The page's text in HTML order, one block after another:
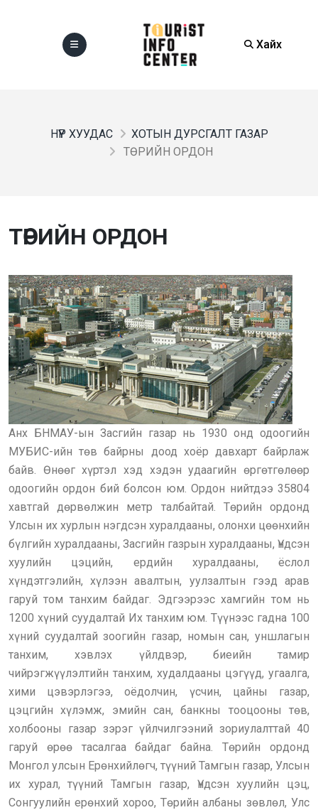
Хайх
НҮҮР ХУУДАС
ХОТЫН ДУРСГАЛТ ГАЗАР
ТӨРИЙН ОРДОН
ТӨРИЙН ОРДОН
Анх БНМАУ-ын Засгийн газар нь 1930 онд одоогийн
МУБИС-ийн төв байрны доод хоёр давхарт байрлаж
байв. Өнөөг хүртэл хэд хэдэн удаагийн өргөтгөлөөр
одоогийн ордон бий болсон юм. Ордон нийтдээ 35804
хавтгай дөрвөлжин метр талбайтай. Төрийн ордонд
Улсын их хурлын нэгдсэн хуралдааны, олонхи цөөнхийн
бүлгийн хуралдааны, Засгийн газрын хуралдааны, Үндсэн
хуулийн цэцийн, ердийн хуралдааны, ёслол
хүндэтгэлийн, хүлээн авалтын, уулзалтын гээд арав
гаруй том танхим байдаг. Эдгээрээс хамгийн том нь
1200 хүний суудалтай Их танхим юм. Түүнээс гадна 100
хүний суудалтай зоогийн газар, номын сан, уншлагын
танхим, хэвлэх үйлдвэр, биеийн тамир
чийрэгжүүлэлтийн танхим, худалдааны цэгүүд, угаалга,
хими цэвэрлэгээ, оёдолчин, үсчин, цайны газар,
цэцгийн хүлэмж, эмийн сан, банкны тооцооны төв,
холбооны газар зэрэг үйлчилгээний зориулалттай 40
гаруй өрөө тасалгаа байдаг байна. Төрийн ордонд
Монгол улсын Ерөнхийлөгч, түүний Тамгын газар, Улсын
их хурал, түүний Тамгын газар, Үндсэн хуулийн цэц,
Сонгуулийн ерөнхий хороо, Төрийн албаны зөвлөл, Улс